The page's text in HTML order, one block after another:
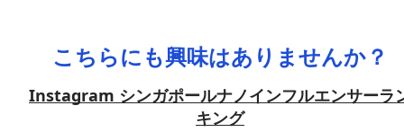
こちらにも興味はありませんか？
Instagram シンガポールナノインフルエンサーラ
キング